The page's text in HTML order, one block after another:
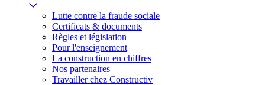
Lutte contre la fraude sociale
Certificats & documents
Règles et législation
Pour l'enseignement
La construction en chiffres
Nos partenaires
Travailler chez Constructiv